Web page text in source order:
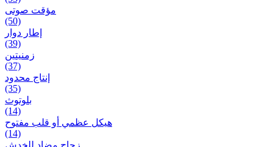
مؤقت صوتی
(50)
إطار دوار
(39)
زمنیتین
(37)
إنتاج محدود
(35)
بلوتوث
(14)
هيكل عظمي أو قلب مفتوح
(14)
زجاج مضاد للخدش